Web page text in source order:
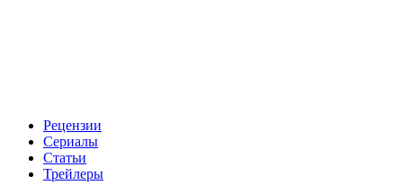
Рецензии
Сериалы
Статьи
Трейлеры